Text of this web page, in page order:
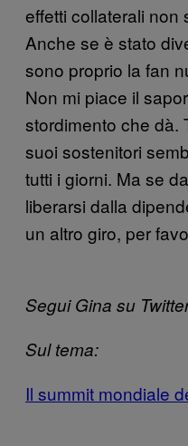
effetti collaterali non
Anche se è stato
sono proprio la fan
Non mi piace il
stordimento che dà.
suoi sostenitori
tutti i giorni. Ma se
liberarsi dalla
un altro giro, per
Segui Gina su
Sul tema:
Il summit mondiale